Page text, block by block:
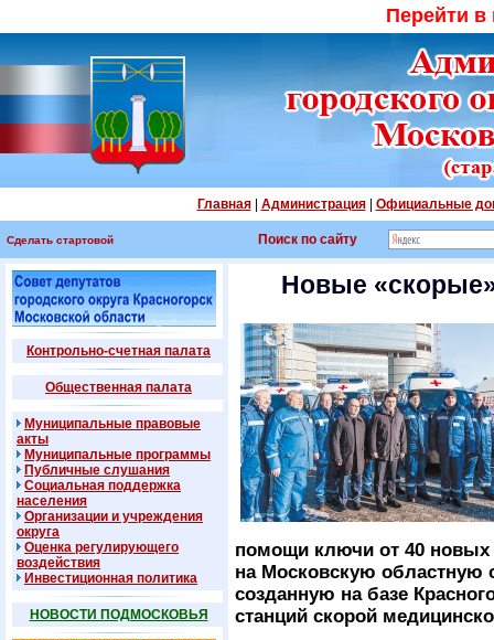
Перейти
Главная| Администрация| Официальные
Сделать стартовой Поиск по сайту
Контрольно-счетная палата
Общественная палата
Муниципальные правовые
акты
Муниципальные программы
Публичные слушания
Социальная поддержка
населения
Организации и учреждения
округа
Оценка регулирующего
воздействия
Инвестиционная политика
НОВОСТИ ПОДМОСКОВЬЯ
Новые
помощи ключи от 40 новых
на Московскую областную
созданную на базе
станций скорой